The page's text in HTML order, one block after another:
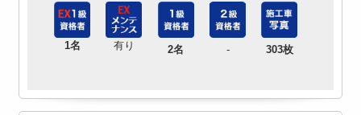
1名 有り 2名 - 303枚